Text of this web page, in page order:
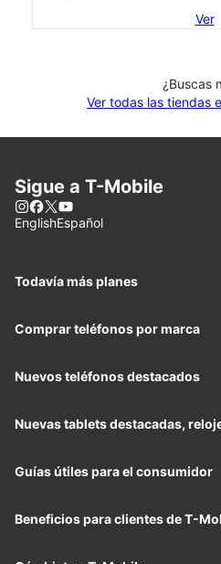
Ver
¿Buscas
Ver todas las tiendas